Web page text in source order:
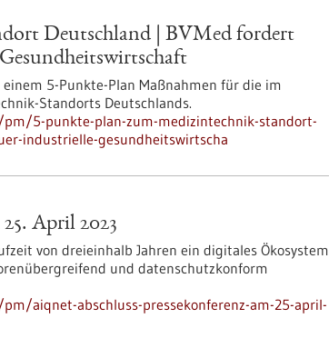
Deutschland | BVMed fordert
5-Punkte-Plan Maßnahmen für die im
Standorts Deutschlands.
5-punkte-plan-zum-medizintechnik-standort-
industrielle-gesundheitswirtscha
April 2023
von dreieinhalb Jahren ein digitales Ökosystem
und datenschutzkonform
aiqnet-abschluss-pressekonferenz-am-25-april-